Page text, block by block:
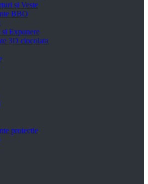
și Veste
BBO
si Expunere
3D ciocolata
protectie